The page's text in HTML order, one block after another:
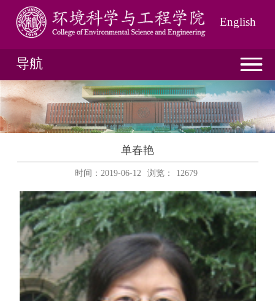
English
导航
单春艳
时间：2019-06-12 浏览： 12679